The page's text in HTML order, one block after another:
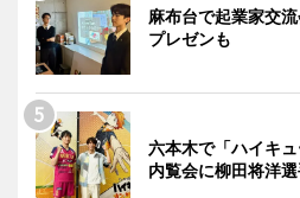
麻布台で起業家交
プレゼンも
六本木で「ハイキ
内覧会に柳田将洋